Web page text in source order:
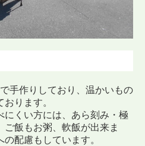
手作りしており、温かいもの
ります。
にくい方には、あら刻み・極
飯もお粥、軟飯が出来ま
配慮もしています。